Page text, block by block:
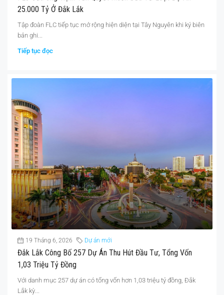
25.000 Tỷ Ở Đắk Lắk
Tập đoàn FLC tiếp tục mở rộng hiện diện tại Tây Nguyên khi ký biên
bản ghi...
Tiếp tục đọc
19 Tháng 6, 2026 Dự án mới
Đắk Lắk Công Bố 257 Dự Án Thu Hút Đầu Tư, Tổng Vốn
1,03 Triệu Tỷ Đồng
Với danh mục 257 dự án có tổng vốn hơn 1,03 triệu tỷ đồng, Đắk
Lắk kỳ...